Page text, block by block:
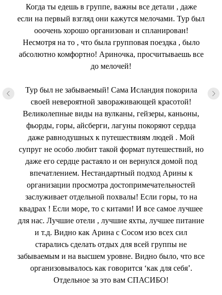
Когда ты едешь в группе, важны все детали , даже
если на первый взгляд они кажутся мелочами. Тур был
ооочень хорошо организован и спланирован!
Несмотря на то , что была групповая поездка , было
абсолютно комфортно! Ариночка, просчитываешь все
до мелочей!
Тур был не забываемый! Сама Исландия покорила
своей невероятной завораживающей красотой!
Великолепные виды на вулканы, гейзеры, каньоны,
фьорды, горы, айсберги, лагуны покоряют сердца
даже равнодушных к путешествиям людей . Мой
супруг не особо любит такой формат путешествий, но
даже его сердце растаяло и он вернулся домой под
впечатлением. Нестандартный подход Арины к
организации просмотра достопримечательностей
заслуживает отдельной похвалы! Если горы, то на
квадрах ! Если море, то с китами! И все самое лучшее
для нас. Лучшие отели , лучшие яхты, лучшее питание
и т.д. Видно как Арина с Сосом изо всех сил
старались сделать отдых для всей группы не
забываемым и на высшем уровне. Видно было, что все
организовывалось как говорится ‘как для себя’.
Отдельное за это вам СПАСИБО!